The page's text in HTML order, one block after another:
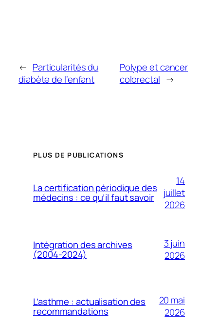
← Particularités du
diabète de l’enfant
Polype et cancer
colorectal →
PLUS DE PUBLICATIONS
La certification périodique des
médecins : ce qu’il faut savoir
14
juillet
2026
Intégration des archives
(2004-2024)
3 juin
2026
L’asthme : actualisation des
recommandations
20 mai
2026